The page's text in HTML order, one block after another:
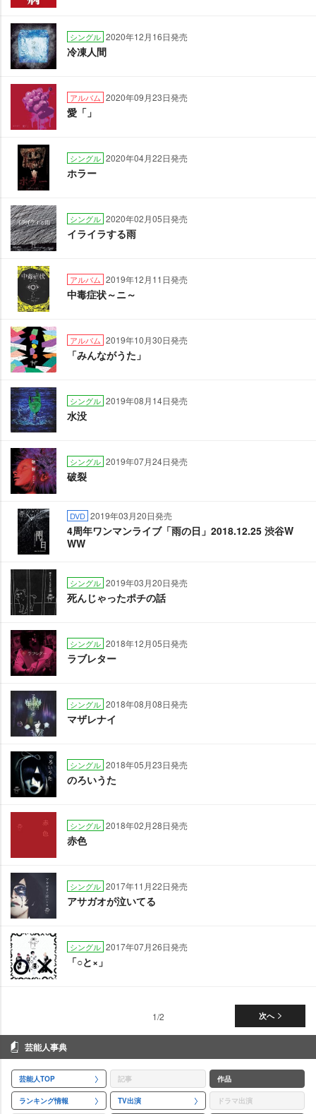
シングル 2020年12月16日発売
冷凍人間
アルバム 2020年09月23日発売
愛「」
シングル 2020年04月22日発売
ホラー
シングル 2020年02月05日発売
イライラする雨
アルバム 2019年12月11日発売
中毒症状～ニ～
アルバム 2019年10月30日発売
「みんながうた」
シングル 2019年08月14日発売
水没
シングル 2019年07月24日発売
破裂
DVD 2019年03月20日発売
4周年ワンマンライブ「雨の日」2018.12.25 渋谷W
WW
シングル 2019年03月20日発売
死んじゃったポチの話
シングル 2018年12月05日発売
ラブレター
シングル 2018年08月08日発売
マザレナイ
シングル 2018年05月23日発売
のろいうた
シングル 2018年02月28日発売
赤色
シングル 2017年11月22日発売
アサガオが泣いてる
シングル 2017年07月26日発売
「○と×」
次へ
1/2
芸能人事典
芸能人TOP 記事 作品
ランキング情報 TV出演 ドラマ出演